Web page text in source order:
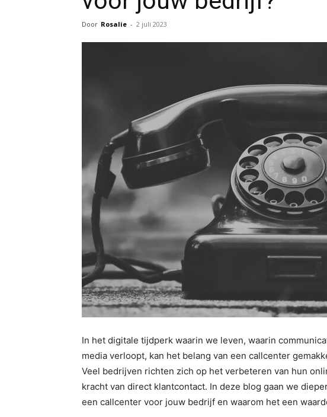
Door Rosalie - 2 juli 2023
In het digitale tijdperk waarin we leven, waarin
media verloopt, kan het belang van een callcenter
Veel bedrijven richten zich op het verbeteren van hun
kracht van direct klantcontact. In deze blog gaan we
een callcenter voor jouw bedrijf en waarom het een